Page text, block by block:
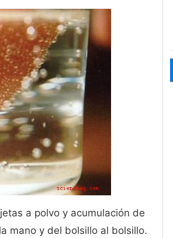
a polvo y acumulación de
mano y del bolsillo al bolsillo.